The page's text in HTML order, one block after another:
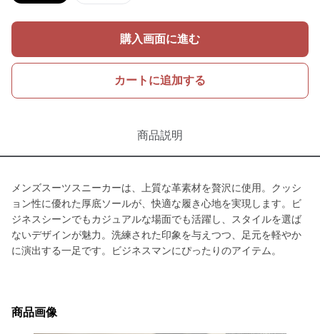
購入画面に進む
カートに追加する
商品説明
メンズスーツスニーカーは、上質な革素材を贅沢に使用。クッシ
ョン性に優れた厚底ソールが、快適な履き心地を実現します。ビ
ジネスシーンでもカジュアルな場面でも活躍し、スタイルを選ば
ないデザインが魅力。洗練された印象を与えつつ、足元を軽やか
に演出する一足です。ビジネスマンにぴったりのアイテム。
商品画像